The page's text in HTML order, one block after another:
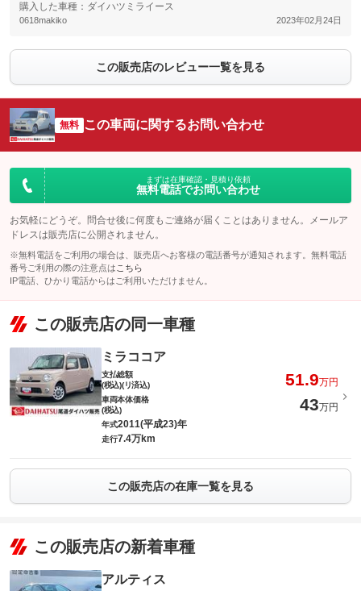
購入した車種：ダイハツミライース
0618makiko 2023年02月24日
この販売店のレビュー一覧を見る
無料 この車両に関するお問い合わせ
まずは在庫確認・見積り依頼
無料電話でお問い合わせ
お気軽にどうぞ。問合せ後に何度もご連絡が届くことはありません。メールア
ドレスは販売店に公開されません。
※無料電話をご利用の場合は、販売店へお客様の電話番号が通知されます。無料電話
番号ご利用の際の注意点は こちら
IP電話、ひかり電話からはご利用いただけません。
この販売店の同一車種
ミラココア
支払総額
(税込)(リ済込)
51.9万円
車両本体価格
(税込)
43万円
年式2011(平成23)年
走行7.4万km
この販売店の在庫一覧を見る
この販売店の新着車種
アルティス